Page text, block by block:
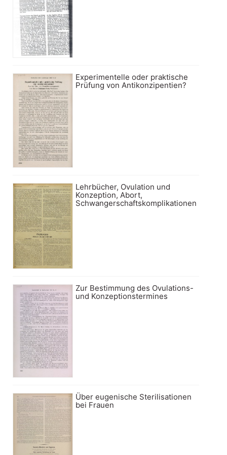
Experimentelle oder praktische
Prüfung von Antikonzipentien?
Lehrbücher, Ovulation und
Konzeption, Abort,
Schwangerschaftskomplikationen
Zur Bestimmung des Ovulations-
und Konzeptionstermines
Über eugenische Sterilisationen
bei Frauen